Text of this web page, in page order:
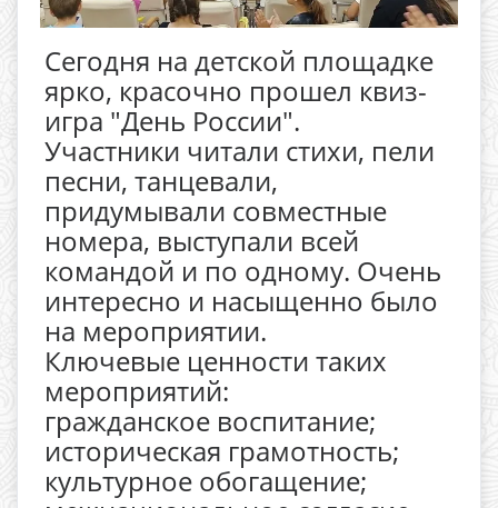
Сегодня на детской площадке
ярко, красочно прошел квиз-
игра "День России".
Участники читали стихи, пели
песни, танцевали,
придумывали совместные
номера, выступали всей
командой и по одному. Очень
интересно и насыщенно было
на мероприятии.
Ключевые ценности таких
мероприятий:
гражданское воспитание;
историческая грамотность;
культурное обогащение;